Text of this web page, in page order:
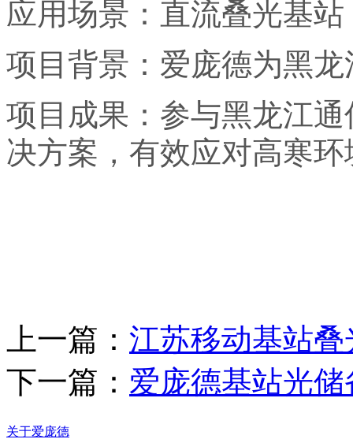
应用场景：直流叠光基站
项目背景：爱庞德为黑
项目成果：参与黑龙江
决方案，有效应对高寒
上一篇： 江苏移动基站叠
下一篇： 爱庞德基站光
关于爱庞德